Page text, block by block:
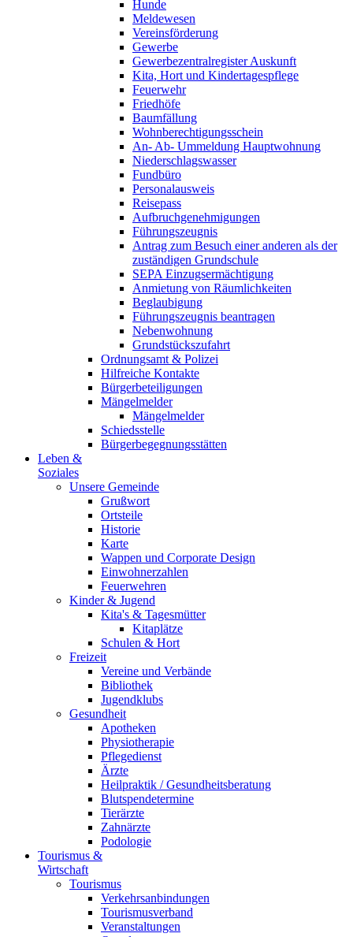
Hunde
Meldewesen
Vereinsförderung
Gewerbe
Gewerbezentralregister Auskunft
Kita, Hort und Kindertagespflege
Feuerwehr
Friedhöfe
Baumfällung
Wohnberechtigungsschein
An- Ab- Ummeldung Hauptwohnung
Niederschlagswasser
Fundbüro
Personalausweis
Reisepass
Aufbruchgenehmigungen
Führungszeugnis
Antrag zum Besuch einer anderen als der
zuständigen Grundschule
SEPA Einzugsermächtigung
Anmietung von Räumlichkeiten
Beglaubigung
Führungszeugnis beantragen
Nebenwohnung
Grundstückszufahrt
Ordnungsamt & Polizei
Hilfreiche Kontakte
Bürgerbeteiligungen
Mängelmelder
Mängelmelder
Schiedsstelle
Bürgerbegegnungsstätten
Leben &
Soziales
Unsere Gemeinde
Grußwort
Ortsteile
Historie
Karte
Wappen und Corporate Design
Einwohnerzahlen
Feuerwehren
Kinder & Jugend
Kita's & Tagesmütter
Kitaplätze
Schulen & Hort
Freizeit
Vereine und Verbände
Bibliothek
Jugendklubs
Gesundheit
Apotheken
Physiotherapie
Pflegedienst
Ärzte
Heilpraktik / Gesundheitsberatung
Blutspendetermine
Tierärzte
Zahnärzte
Podologie
Tourismus &
Wirtschaft
Tourismus
Verkehrsanbindungen
Tourismusverband
Veranstaltungen